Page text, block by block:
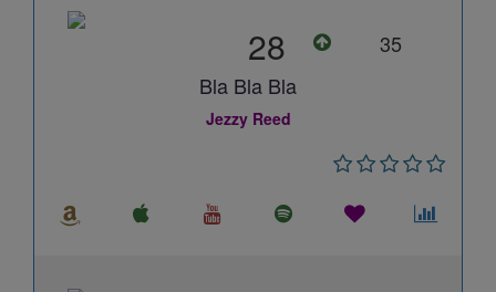
28
35
Bla Bla Bla
Jezzy Reed